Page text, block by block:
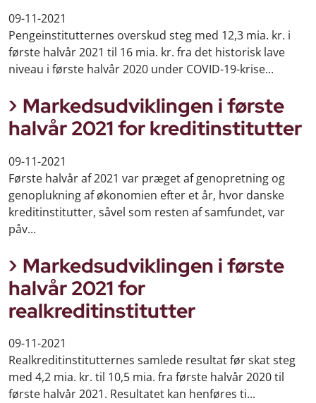
09-11-2021
Pengeinstitutternes overskud steg med 12,3 mia. kr. i
første halvår 2021 til 16 mia. kr. fra det historisk lave
niveau i første halvår 2020 under COVID-19-krise...
Markedsudviklingen i første
halvår 2021 for kreditinstitutter
09-11-2021
Første halvår af 2021 var præget af genopretning og
genoplukning af økonomien efter et år, hvor danske
kreditinstitutter, såvel som resten af samfundet, var
påv...
Markedsudviklingen i første
halvår 2021 for
realkreditinstitutter
09-11-2021
Realkreditinstitutternes samlede resultat før skat steg
med 4,2 mia. kr. til 10,5 mia. fra første halvår 2020 til
første halvår 2021. Resultatet kan henføres ti...